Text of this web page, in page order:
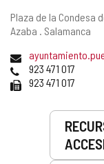
Dirección
postal
Plaza de la Condesa
Azaba . Salamanca
Dirección
de
correo
electrónico
Teléfonos
923 471 017
Fax 923 471 017